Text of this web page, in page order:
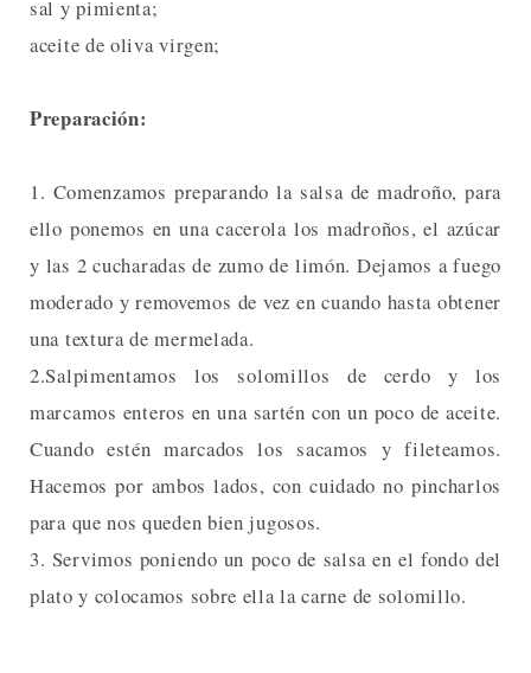
sal y pimienta;
aceite de oliva virgen;
Preparación:
1. Comenzamos preparando la salsa de madroño, para
ello ponemos en una cacerola los madroños, el azúcar
y las 2 cucharadas de zumo de limón. Dejamos a fuego
moderado y removemos de vez en cuando hasta obtener
una textura de mermelada.
2.Salpimentamos los solomillos de cerdo y los
marcamos enteros en una sartén con un poco de aceite.
Cuando estén marcados los sacamos y fileteamos.
Hacemos por ambos lados, con cuidado no pincharlos
para que nos queden bien jugosos.
3. Servimos poniendo un poco de salsa en el fondo del
plato y colocamos sobre ella la carne de solomillo.